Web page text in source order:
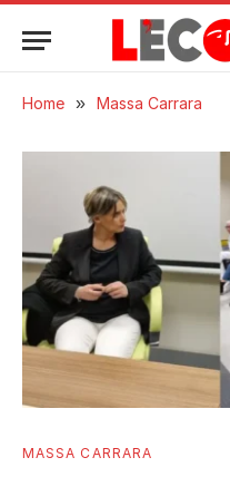
Home » Massa Carrara
MASSA CARRARA